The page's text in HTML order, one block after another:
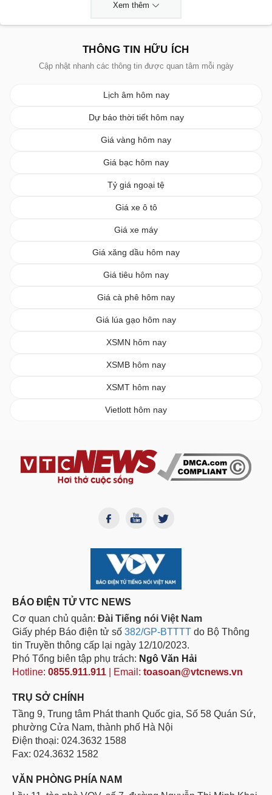
Xem thêm
THÔNG TIN HỮU ÍCH
Cập nhật nhanh các thông tin được quan tâm mỗi ngày
Lịch âm hôm nay
Dự báo thời tiết hôm nay
Giá vàng hôm nay
Giá bạc hôm nay
Tỷ giá ngoại tệ
Giá xe ô tô
Giá xe máy
Giá xăng dầu hôm nay
Giá tiêu hôm nay
Giá cà phê hôm nay
Giá lúa gạo hôm nay
XSMN hôm nay
XSMB hôm nay
XSMT hôm nay
Vietlott hôm nay
BÁO ĐIỆN TỬ VTC NEWS
Cơ quan chủ quản: Đài Tiếng nói Việt Nam
Giấy phép Báo điện tử số 382/GP-BTTTT do Bộ Thông
tin Truyền thông cấp lại ngày 12/10/2023.
Phó Tổng biên tập phụ trách: Ngô Văn Hải
Hotline: 0855.911.911 | Email: toasoan@vtcnews.vn
TRỤ SỞ CHÍNH
Tầng 9, Trung tâm Phát thanh Quốc gia, Số 58 Quán Sứ,
phường Cửa Nam, thành phố Hà Nội
Điện thoại: 024.3632 1588
Fax: 024.3632 1582
VĂN PHÒNG PHÍA NAM